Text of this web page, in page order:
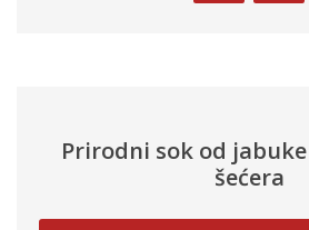
Prirodni sok od
šećera